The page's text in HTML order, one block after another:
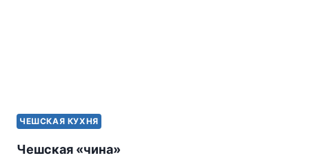
ЧЕШСКАЯ КУХНЯ
Чешская «чина»